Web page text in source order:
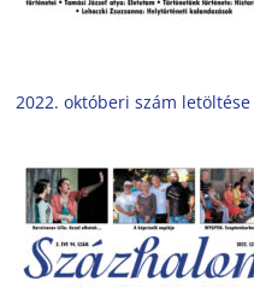
2022. októberi szám letöltése